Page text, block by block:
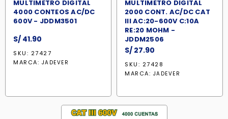
MULTIMETRO DIGITAL
4000 CONTEOS AC/DC
600V - JDDM3501
S/ 41.90
SKU: 27427
MARCA: JADEVER
MULTIMETRO DIGITAL
2000 CONT. AC/DC CAT
III AC:20-600V C:10A
RE:20 MOHM -
JDDM2506
S/ 27.90
SKU: 27428
MARCA: JADEVER